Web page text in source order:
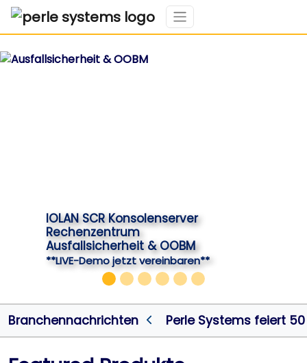
IOLAN SCR Konsolenserver
Rechenzentrum
Ausfallsicherheit & OOBM
**LIVE-Demo jetzt vereinbaren**
Branchennachrichten Perle Systems feiert